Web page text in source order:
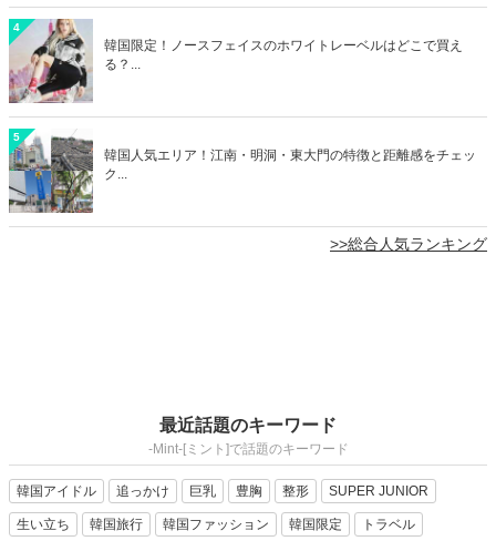
4
韓国限定！ノースフェイスのホワイトレーベルはどこで買え
る？...
5
韓国人気エリア！江南・明洞・東大門の特徴と距離感をチェッ
ク...
>>総合人気ランキング
最近話題のキーワード
-Mint-[ミント]で話題のキーワード
韓国アイドル 追っかけ 巨乳 豊胸 整形 SUPER JUNIOR
生い立ち 韓国旅行 韓国ファッション 韓国限定 トラベル